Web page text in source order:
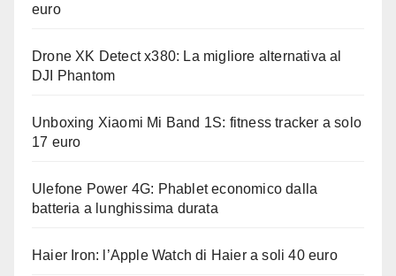
euro
Drone XK Detect x380: La migliore alternativa al
DJI Phantom
Unboxing Xiaomi Mi Band 1S: fitness tracker a solo
17 euro
Ulefone Power 4G: Phablet economico dalla
batteria a lunghissima durata
Haier Iron: l’Apple Watch di Haier a soli 40 euro